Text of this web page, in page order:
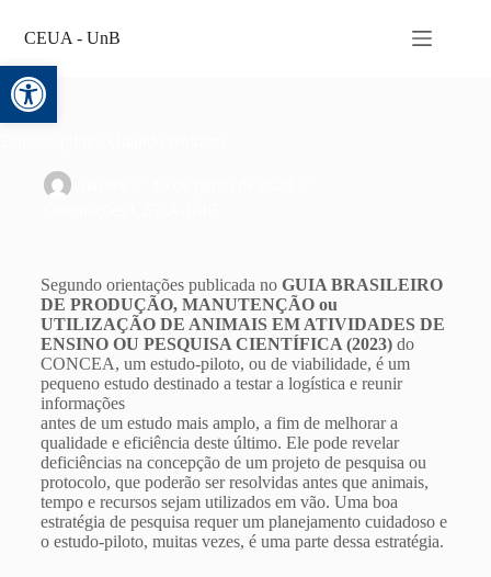
Abrir a barra de ferramentas
CEUA - UnB
Segundo orientações publicada no GUIA BRASILEIRO
DE PRODUÇÃO, MANUTENÇÃO ou
UTILIZAÇÃO DE ANIMAIS EM ATIVIDADES DE
ENSINO OU PESQUISA CIENTÍFICA (2023) do
CONCEA, um estudo-piloto, ou de viabilidade, é um
pequeno estudo destinado a testar a logística e reunir
informações
antes de um estudo mais amplo, a fim de melhorar a
qualidade e eficiência deste último. Ele pode revelar
deficiências na concepção de um projeto de pesquisa ou
protocolo, que poderão ser resolvidas antes que animais,
tempo e recursos sejam utilizados em vão. Uma boa
estratégia de pesquisa requer um planejamento cuidadoso e
o estudo-piloto, muitas vezes, é uma parte dessa estratégia.